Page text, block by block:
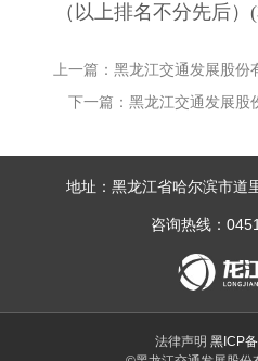
（以上排名不分先后）(
上一篇：黑龙江交通发展股
下一篇：黑龙江交通发展股
地址：黑龙江省哈尔滨市道
咨询热线：
法律声明 黑ICP